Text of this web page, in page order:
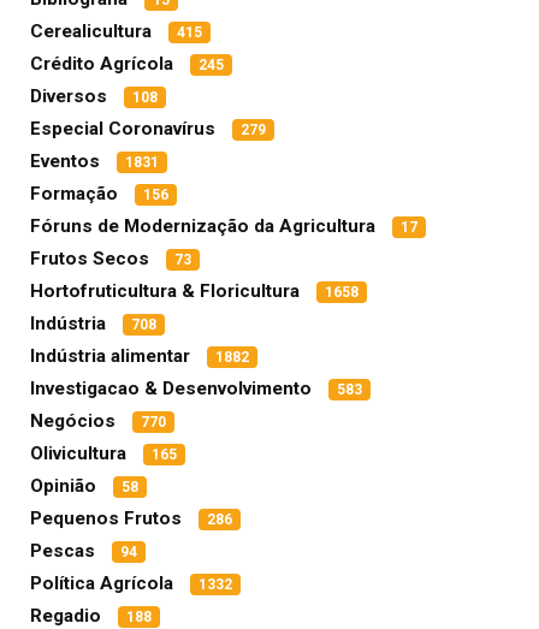
Cerealicultura 415
Crédito Agrícola 245
Diversos 108
Especial Coronavírus 279
Eventos 1831
Formação 156
Fóruns de Modernização da Agricultura 17
Frutos Secos 73
Hortofruticultura & Floricultura 1658
Indústria 708
Indústria alimentar 1882
Investigacao & Desenvolvimento 583
Negócios 770
Olivicultura 165
Opinião 58
Pequenos Frutos 286
Pescas 94
Política Agrícola 1332
Regadio 188